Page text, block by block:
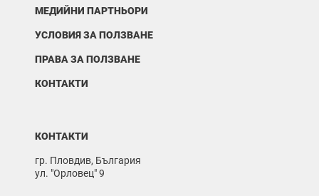
МЕДИЙНИ ПАРТНЬОРИ
УСЛОВИЯ ЗА ПОЛЗВАНЕ
ПРАВА ЗА ПОЛЗВАНЕ
КОНТАКТИ
КОНТАКТИ
гр. Пловдив, България
ул. "Орловец" 9